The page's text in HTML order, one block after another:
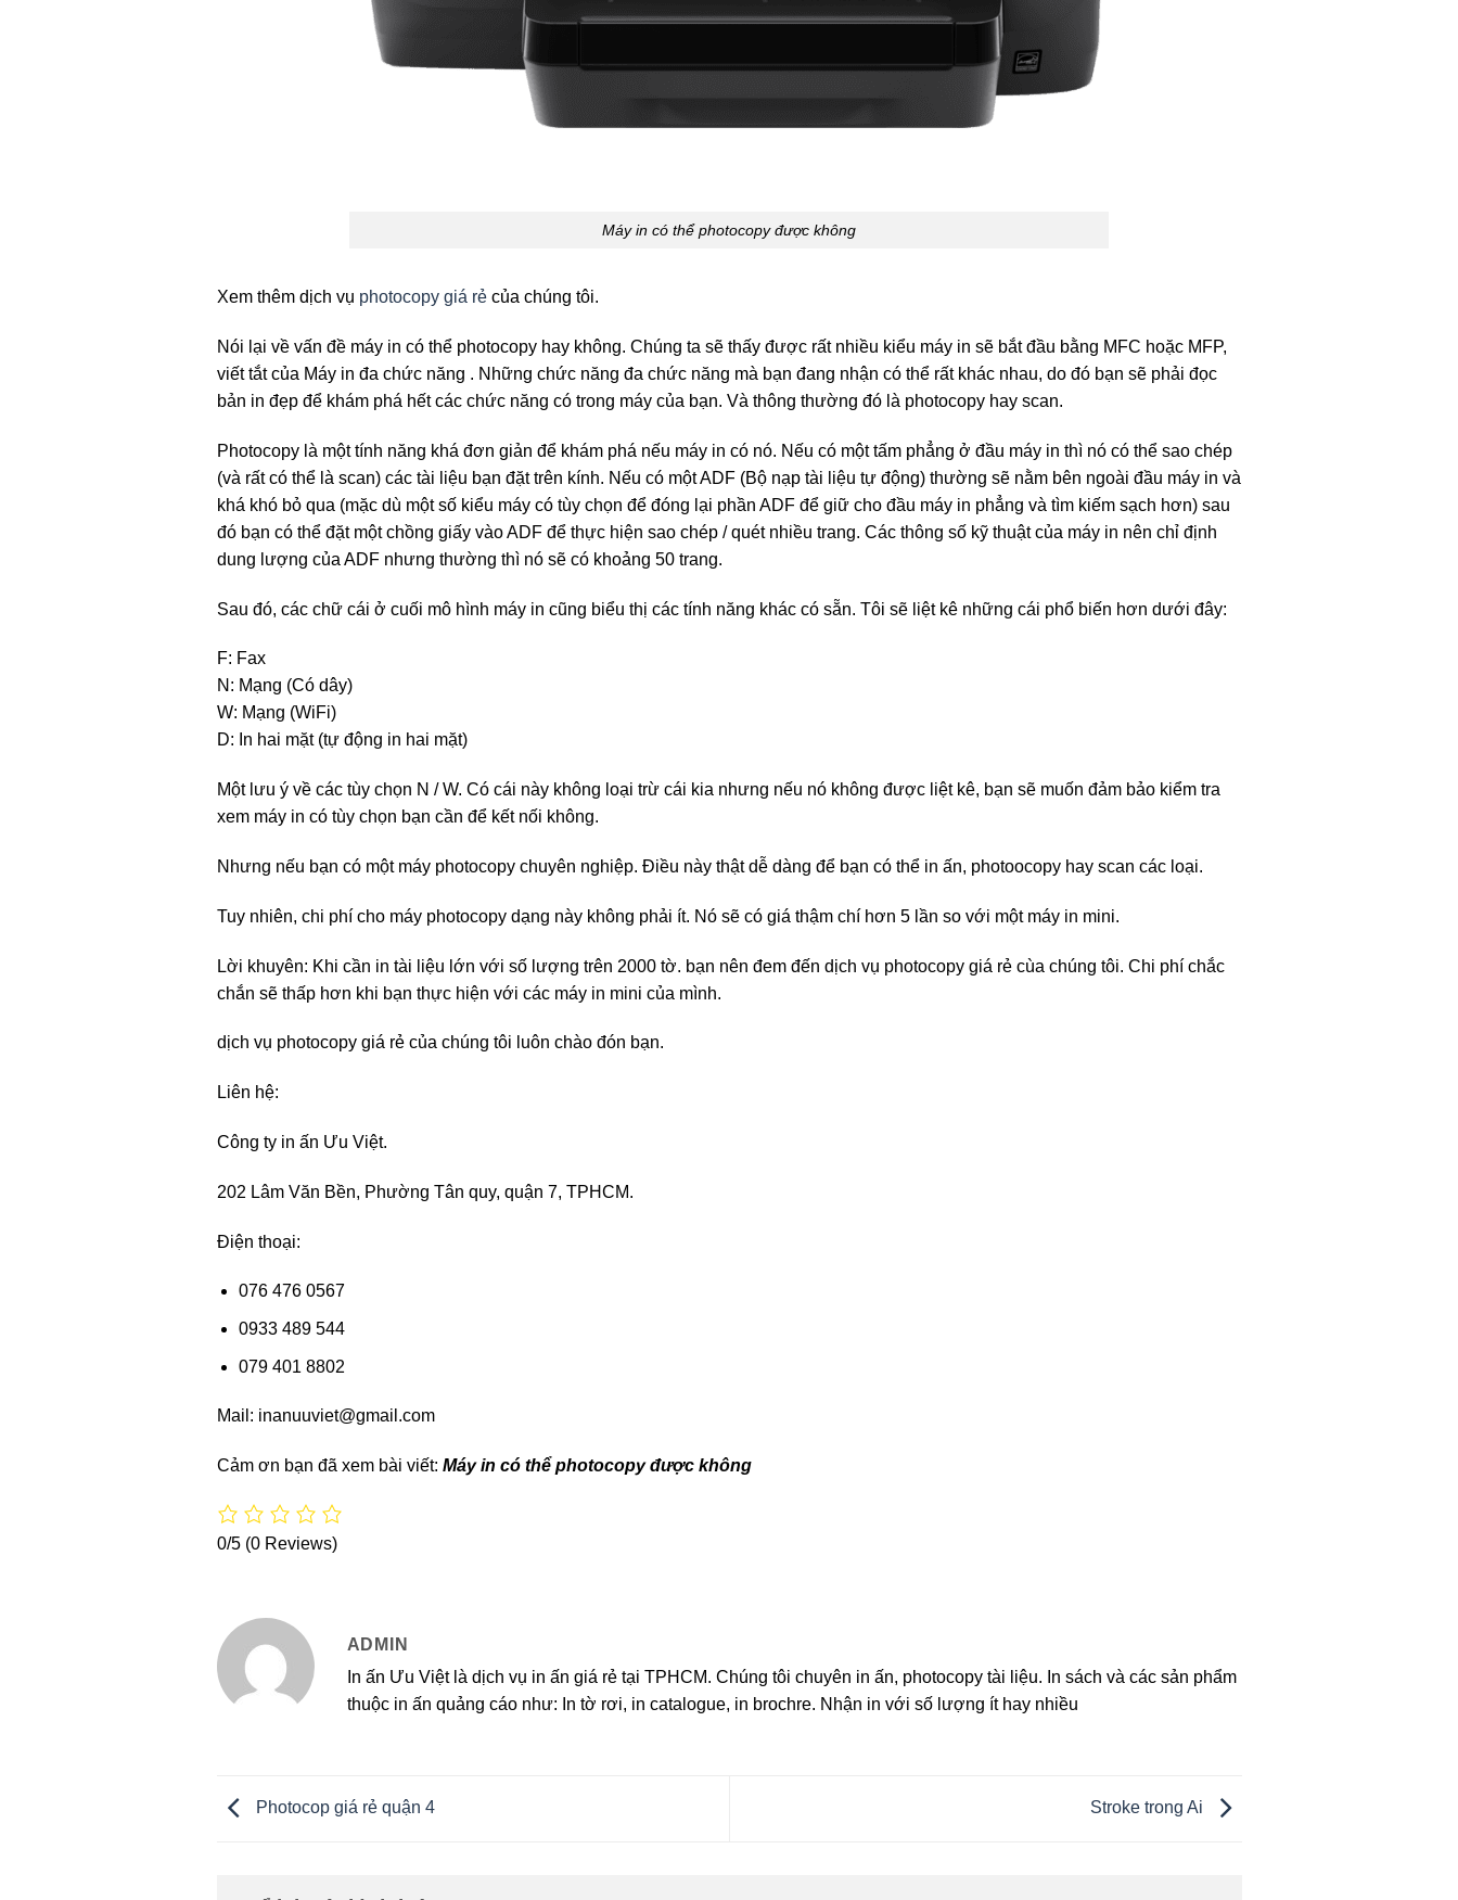
Máy in có thể photocopy được không
Xem thêm dịch vụ photocopy giá rẻcủa chúng tôi.
Nói lại về vấn đề máy in có thể photocopy hay không. Chúng ta sẽ thấy được rất nhiều kiểu máy in sẽ bắt đầu bằng MFC hoặc MFP,
viết tắt của Máy in đa chức năng . Những chức năng đa chức năng mà bạn đang nhận có thể rất khác nhau, do đó bạn sẽ phải đọc
bản in đẹp để khám phá hết các chức năng có trong máy của bạn. Và thông thường đó là photocopy hay scan.
Photocopy là một tính năng khá đơn giản để khám phá nếu máy in có nó. Nếu có một tấm phẳng ở đầu máy in thì nó có thể sao chép
(và rất có thể là scan) các tài liệu bạn đặt trên kính. Nếu có một ADF (Bộ nạp tài liệu tự động) thường sẽ nằm bên ngoài đầu máy in và
khá khó bỏ qua (mặc dù một số kiểu máy có tùy chọn để đóng lại phần ADF để giữ cho đầu máy in phẳng và tìm kiếm sạch hơn) sau
đó bạn có thể đặt một chồng giấy vào ADF để thực hiện sao chép / quét nhiều trang. Các thông số kỹ thuật của máy in nên chỉ định
dung lượng của ADF nhưng thường thì nó sẽ có khoảng 50 trang.
Sau đó, các chữ cái ở cuối mô hình máy in cũng biểu thị các tính năng khác có sẵn. Tôi sẽ liệt kê những cái phổ biến hơn dưới đây:
F: Fax
N: Mạng (Có dây)
W: Mạng (WiFi)
D: In hai mặt (tự động in hai mặt)
Một lưu ý về các tùy chọn N / W. Có cái này không loại trừ cái kia nhưng nếu nó không được liệt kê, bạn sẽ muốn đảm bảo kiểm tra
xem máy in có tùy chọn bạn cần để kết nối không.
Nhưng nếu bạn có một máy photocopy chuyên nghiệp. Điều này thật dễ dàng để bạn có thể in ấn, photoocopy hay scan các loại.
Tuy nhiên, chi phí cho máy photocopy dạng này không phải ít. Nó sẽ có giá thậm chí hơn 5 lần so với một máy in mini.
Lời khuyên: Khi cần in tài liệu lớn với số lượng trên 2000 tờ. bạn nên đem đến dịch vụ photocopy giá rẻ cùa chúng tôi. Chi phí chắc
chắn sẽ thấp hơn khi bạn thực hiện với các máy in mini của mình.
dịch vụ photocopy giá rẻ của chúng tôi luôn chào đón bạn.
Liên hệ:
Công ty in ấn Ưu Việt.
202 Lâm Văn Bền, Phường Tân quy, quận 7, TPHCM.
Điện thoại:
076 476 0567
0933 489 544
079 401 8802
Mail: inanuuviet@gmail.com
Cảm ơn bạn đã xem bài viết: Máy in có thể photocopy được không
0/5 (0 Reviews)
ADMIN
In ấn Ưu Việt là dịch vụ in ấn giá rẻ tại TPHCM. Chúng tôi chuyên in ấn, photocopy tài liệu. In sách và các sản phẩm
thuộc in ấn quảng cáo như: In tờ rơi, in catalogue, in brochre. Nhận in với số lượng ít hay nhiều
Photocop giá rẻ quận 4 Stroke trong Ai